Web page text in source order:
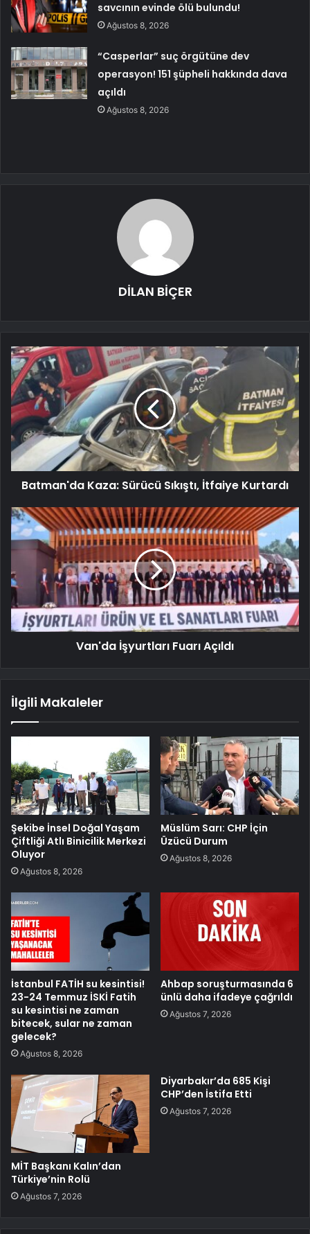
savcının evinde ölü bulundu!
Ağustos 8, 2026
“Casperlar” suç örgütüne dev
operasyon! 151 şüpheli hakkında dava
açıldı
Ağustos 8, 2026
DİLAN BİÇER
Batman'da Kaza: Sürücü Sıkıştı, İtfaiye Kurtardı
Van'da İşyurtları Fuarı Açıldı
İlgili Makaleler
Şekibe İnsel Doğal Yaşam
Çiftliği Atlı Binicilik Merkezi
Oluyor
Ağustos 8, 2026
Müslüm Sarı: CHP İçin
Üzücü Durum
Ağustos 8, 2026
İstanbul FATİH su kesintisi!
23-24 Temmuz İSKİ Fatih
su kesintisi ne zaman
bitecek, sular ne zaman
gelecek?
Ağustos 8, 2026
Ahbap soruşturmasında 6
ünlü daha ifadeye çağrıldı
Ağustos 7, 2026
MİT Başkanı Kalın’dan
Türkiye’nin Rolü
Ağustos 7, 2026
Diyarbakır’da 685 Kişi
CHP’den İstifa Etti
Ağustos 7, 2026